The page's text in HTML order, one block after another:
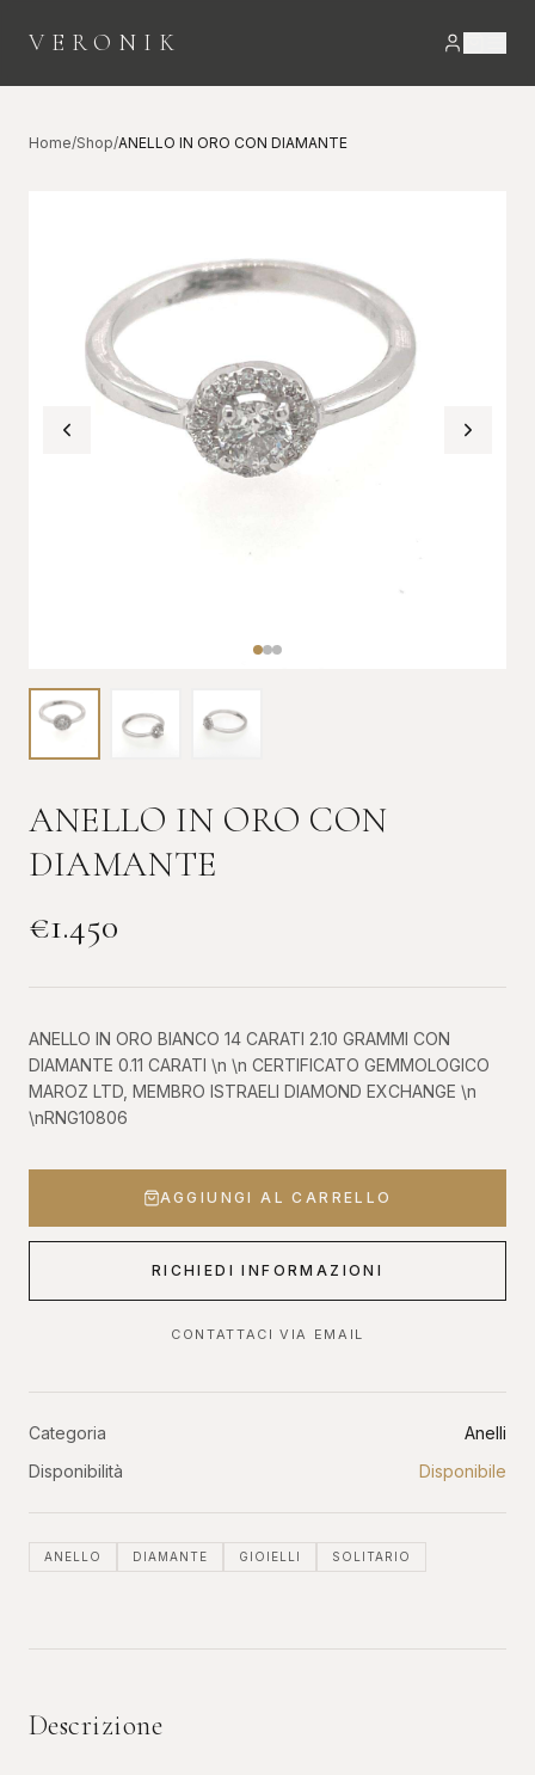
VERONIK
Home/Shop/ANELLO IN ORO CON DIAMANTE
ANELLO IN ORO CON
DIAMANTE
€1.450
ANELLO IN ORO BIANCO 14 CARATI 2.10 GRAMMI CON
DIAMANTE 0.11 CARATI \n \n CERTIFICATO GEMMOLOGICO
MAROZ LTD, MEMBRO ISTRAELI DIAMOND EXCHANGE \n
\nRNG10806
AGGIUNGI AL CARRELLO
RICHIEDI INFORMAZIONI
CONTATTACI VIA EMAIL
Categoria
Anelli
Disponibilità
Disponibile
ANELLO DIAMANTE GIOIELLI SOLITARIO
Descrizione